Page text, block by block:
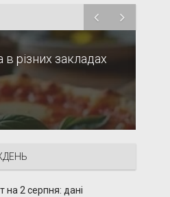
різних закладах
на 2 серпня: дані